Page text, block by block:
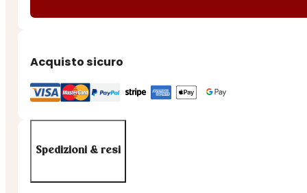
CANCRO
Acquisto sicuro
Spedizioni & resi